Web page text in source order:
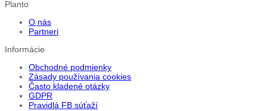
Planto
O nás
Partneri
Informácie
Obchodné podmienky
Zásady používania cookies
Často kladené otázky
GDPR
Pravidlá FB súťaží